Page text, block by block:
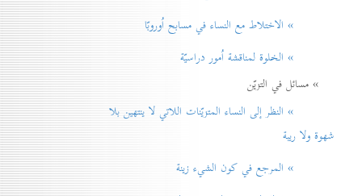
» الاختلاط مع النساء في مسابح اُوروبّا
» الخلوة لمناقشة اُمور دراسيّة
» مسائل في التزيّن
» النظر إلی النساء المتزيّنات اللاتي لا ينتهين بلا
شهوة ولا ريبة
» المرجع في كون الشيء زينة